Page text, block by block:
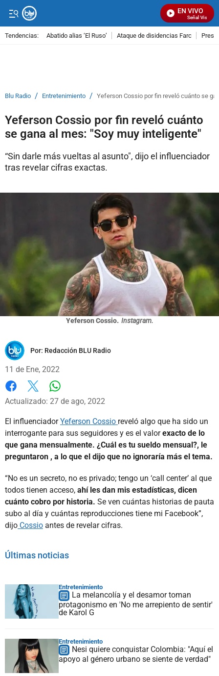
EN VIVO
Señal Visual
Tendencias: Abatido alias ‘El Ruso’ Ataque de disidencias Farc
Blu Radio / Entretenimiento / Yeferson Cossio por fin reveló cuánto se
Yeferson Cossio por fin reveló cuánto
se gana al mes: "Soy muy inteligente"
“Sin darle más vueltas al asunto", dijo el influenciador
tras revelar cifras exactas.
Yeferson Cossio. Instagram.
Por: Redacción BLU Radio
11 de Ene, 2022
Facebook
X
Actualizado: 27 de ago, 2022
El influenciadorYeferson Cossio reveló algo que ha sido un
interrogante para sus seguidores y es el valorexacto de lo
que gana mensualmente. ¿Cuál es tu sueldo mensual?, le
preguntaron , a lo que el dijo que no ignoraría más el tema.
“No es un secreto, no es privado; tengo un ‘call center’ al que
todos tienen acceso, ahí les dan mis estadísticas, dicen
cuánto cobro por historia. Se ven cuántas historias de pauta
subo al día y cuántas reproducciones tiene mi Facebook”,
dijo Cossio antes de revelar cifras.
Últimas noticias
Entretenimiento
La melancolía y el desamor toman
protagonismo en 'No me arrepiento de sentir'
de Karol G
Entretenimiento
Nesi quiere conquistar Colombia: "Aquí el
apoyo al género urbano se siente de verdad"